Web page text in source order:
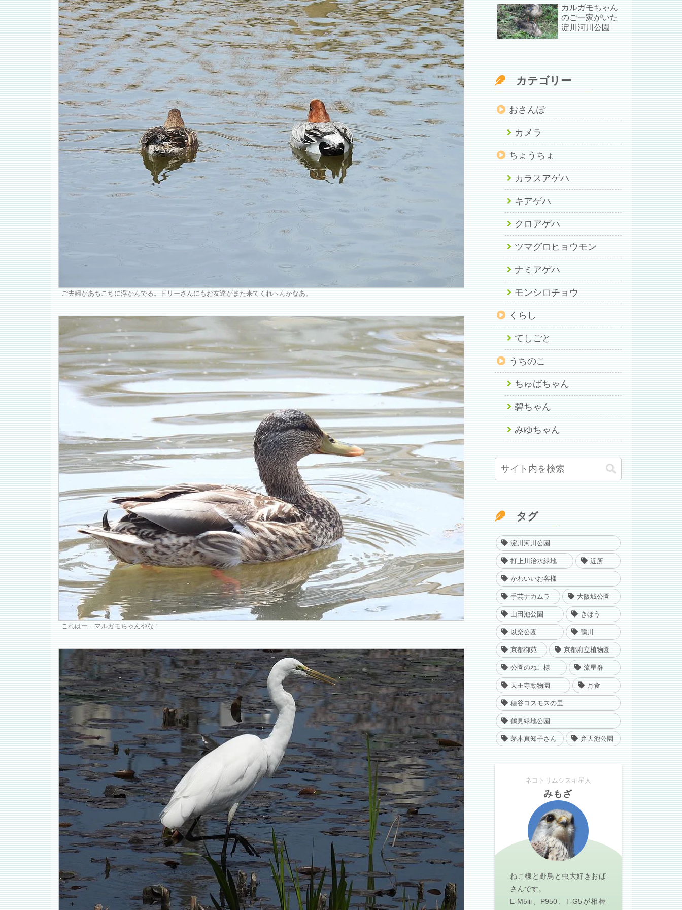
ご夫婦があちこちに浮かんでる。ドリーさんにもお友達がまた来てくれへんかなあ。
これはー…マルガモちゃんやな！
カルガモちゃん
のご一家がいた
淀川河川公園
カテゴリー
おさんぽ
カメラ
ちょうちょ
カラスアゲハ
キアゲハ
クロアゲハ
ツマグロヒョウモン
ナミアゲハ
モンシロチョウ
くらし
てしごと
うちのこ
ちゅばちゃん
碧ちゃん
みゆちゃん
タグ
淀川河川公園
打上川治水緑地 近所
かわいいお客様
手芸ナカムラ 大阪城公園
山田池公園 きぼう
以楽公園 鴨川
京都御苑 京都府立植物園
公園のねこ様 流星群
天王寺動物園 月食
穂谷コスモスの里
鶴見緑地公園
茅木真知子さん 弁天池公園
ネコトリムシスキ星人
みもざ
ねこ様と野鳥と虫大好きおば
さんです。
E-M5iii、P950、T-G5が相棒